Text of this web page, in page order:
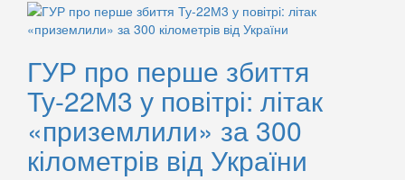
ГУР про перше збиття
Ту-22М3 у повітрі: літак
«приземлили» за 300
кілометрів від України